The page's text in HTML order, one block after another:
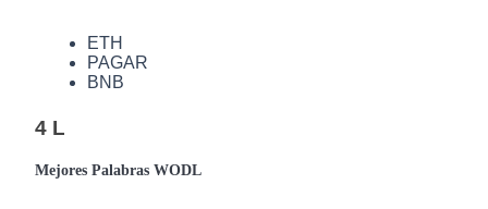
ETH
PAGAR
BNB
4 L
Mejores Palabras WODL